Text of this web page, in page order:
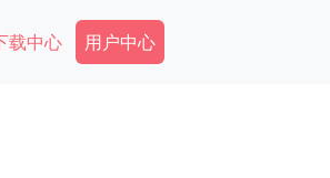
载中心 Secondary Menu
用户中心